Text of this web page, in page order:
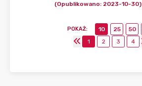
(Opublikowano: 2023-10-30)
POKAŻ: 10 25 50
1
2 3 4